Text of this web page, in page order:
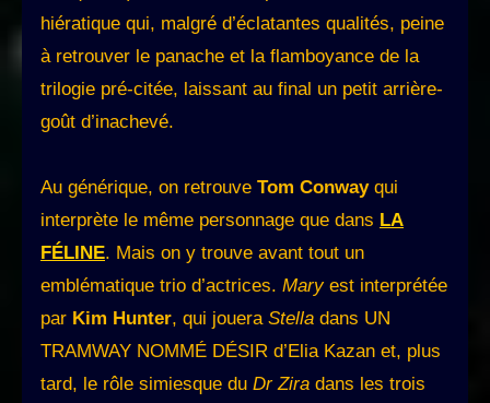
hiératique qui, malgré d’éclatantes qualités, peine
à retrouver le panache et la flamboyance de la
trilogie pré-citée, laissant au final un petit arrière-
goût d’inachevé.
Au générique, on retrouve Tom Conwayqui
interprète le même personnage que dans LA
FÉLINE. Mais on y trouve avant tout un
emblématique trio d’actrices. Maryest interprétée
par Kim Hunter, qui jouera Stella dans UN
TRAMWAY NOMMÉ DÉSIR d’Elia Kazan et, plus
tard, le rôle simiesque du Dr Zira dans les trois